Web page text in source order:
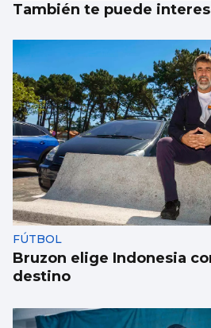
También te puede
FÚTBOL
Bruzon elige Indonesia
destino